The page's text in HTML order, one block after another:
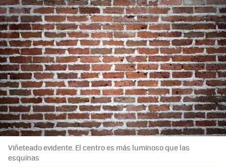
Viñeteado evidente. El centro es más luminoso que las
esquinas